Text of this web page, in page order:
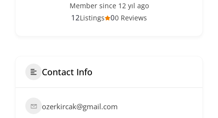
Member since 12 yıl ago
00 Reviews
12Listings
Contact Info
ozerkircak@gmail.com